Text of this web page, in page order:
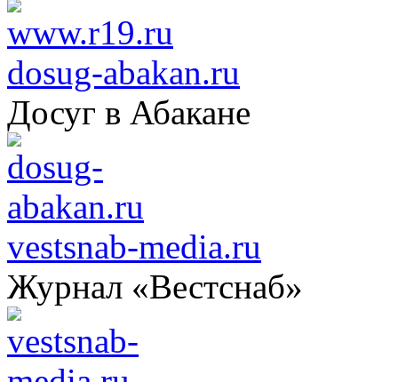
dosug-abakan.ru
Досуг в Абакане
vestsnab-media.ru
Журнал «Вестснаб»